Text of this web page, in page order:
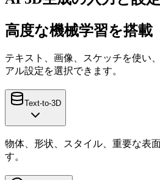
高度な機械学習を搭載
テキスト、画像、スケッチを使い
アル設定を選択できます。
Text-to-3D
物体、形状、スタイル、重要な表
す。